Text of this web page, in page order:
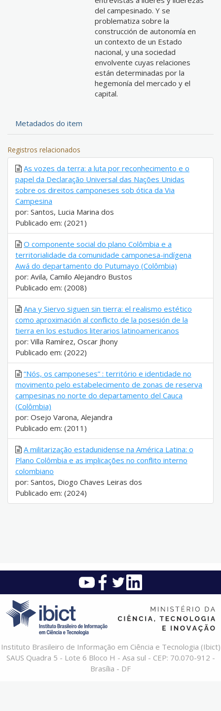
del campesinado. Y se
problematiza sobre la
construcción de autonomía en
un contexto de un Estado
nacional, y una sociedad
envolvente cuyas relaciones
están determinadas por la
hegemonía del mercado y el
capital.
Metadados do item
Registros relacionados
As vozes da terra: a luta por reconhecimento e o
papel da Declaração Universal das Nações Unidas
sobre os direitos camponeses sob ótica da Via
Campesina
por: Santos, Lucia Marina dos
Publicado em: (2021)
O componente social do plano Colômbia e a
territorialidade da comunidade camponesa-indígena
Awá do departamento do Putumayo (Colômbia)
por: Avila, Camilo Alejandro Bustos
Publicado em: (2008)
Ana y Siervo siguen sin tierra: el realismo estético
como aproximación al conflicto de la posesión de la
tierra en los estudios literarios latinoamericanos
por: Villa Ramírez, Oscar Jhony
Publicado em: (2022)
“Nós, os camponeses” : território e identidade no
movimento pelo estabelecimento de zonas de reserva
campesinas no norte do departamento del Cauca
(Colômbia)
por: Osejo Varona, Alejandra
Publicado em: (2011)
A militarização estadunidense na América Latina: o
Plano Colômbia e as implicações no conflito interno
colombiano
por: Santos, Diogo Chaves Leiras dos
Publicado em: (2024)
Instituto Brasileiro de Informação em Ciência e Tecnologia (Ibict)
SAUS Quadra 5 - Lote 6 Bloco H - Asa sul - CEP: 70.070-912 -
Brasília - DF